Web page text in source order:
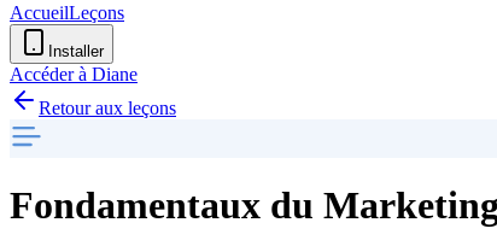
AccueilLeçons
Installer
Accéder à Diane
Retour aux leçons
Fondamentaux du